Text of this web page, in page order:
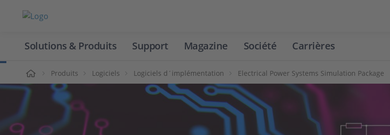
Solutions & Produits Support Magazine Société Carrières
Produits Logiciels Logiciels d´implémentation Electrical Power Systems Simulation Package